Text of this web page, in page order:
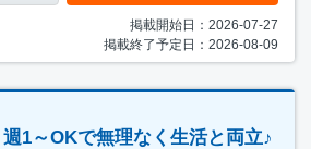
掲載開始日：2026-07-27
掲載終了予定日：2026-08-09
週1～OKで無理なく生活と両立♪